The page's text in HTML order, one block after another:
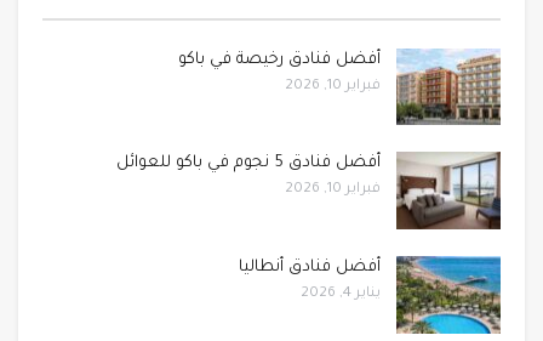
أفضل فنادق رخيصة في باكو
فبراير 10, 2026
أفضل فنادق 5 نجوم في باكو للعوائل
فبراير 10, 2026
أفضل فنادق أنطاليا
يناير 4, 2026